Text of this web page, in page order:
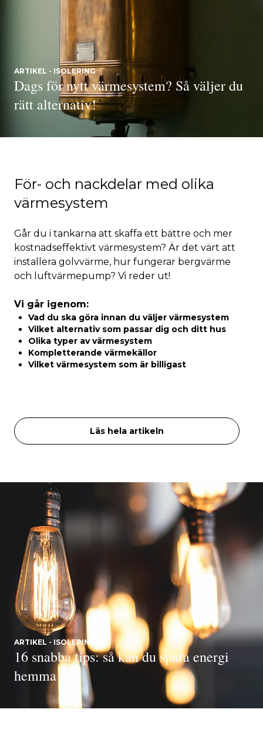
För- och nackdelar med olika
värmesystem
Går du i tankarna att skaffa ett bättre och mer
kostnadseffektivt värmesystem? Är det värt att
installera golvvärme, hur fungerar bergvärme
och luftvärmepump? Vi reder ut!
Vi går igenom:
Vad du ska göra innan du väljer värmesystem
Vilket alternativ som passar dig och ditt hus
Olika typer av värmesystem
Kompletterande värmekällor
Vilket värmesystem som är billigast
Läs hela artikeln
ARTIKEL - ISOLERING
Dags för nytt värmesystem? Så väljer du
rätt alternativ!
ARTIKEL - ISOLERING
16 snabba tips: så kan du spara energi
hemma